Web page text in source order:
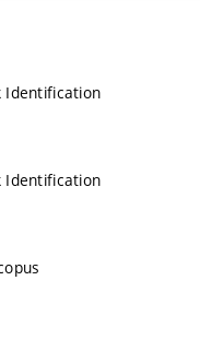
Identification
Identification